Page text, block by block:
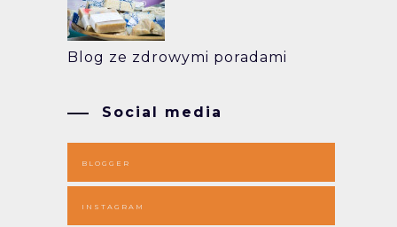
Blog ze zdrowymi poradami
Social media
BLOGGER
INSTAGRAM